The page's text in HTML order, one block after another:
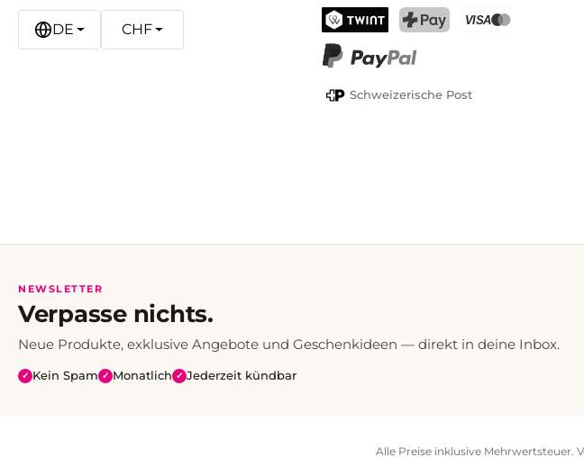
TWINT
Schweizerische Post
DE CHF
NEWSLETTER
Verpasse nichts.
Neue Produkte, exklusive Angebote und Geschenkideen — direkt in deine Inbox.
✓ Kein Spam ✓ Monatlich ✓ Jederzeit kündbar
Alle Preise inklusive Mehrwertsteuer.